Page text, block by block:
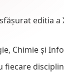
editia a
Chimie și